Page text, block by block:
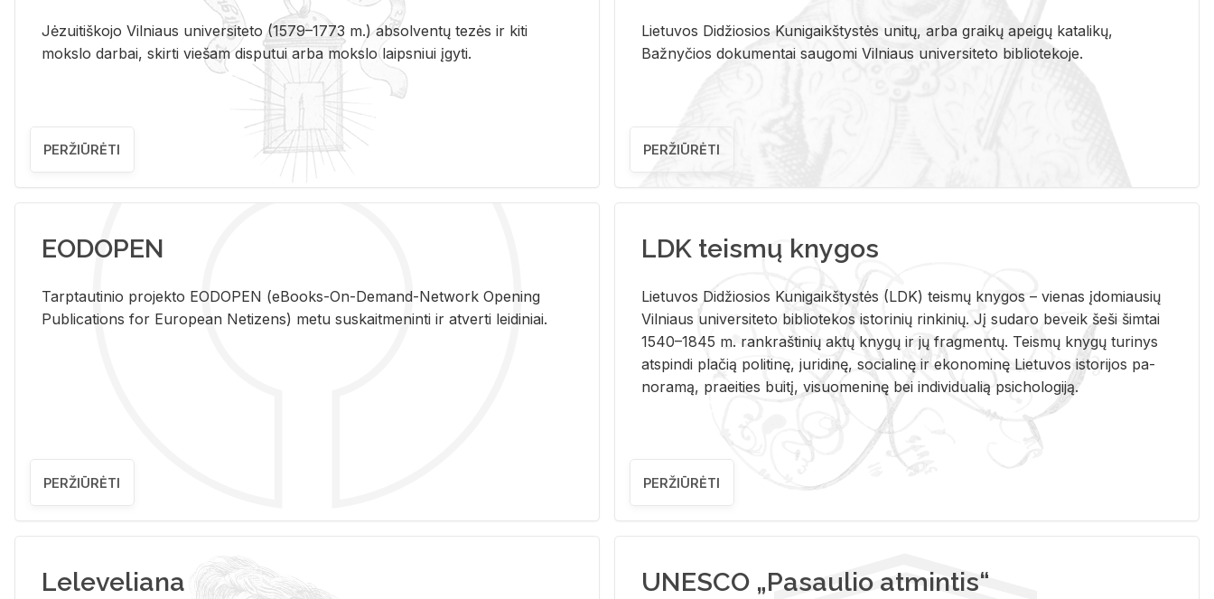
Jėzuitiškojo Vilniaus universiteto (1579–1773 m.) absolventų tezės ir kiti
mokslo darbai, skirti viešam disputui arba mokslo laipsniui įgyti.
PERŽIŪRĖTI
Lietuvos Didžiosios Kunigaikštystės unitų, arba graikų apeigų katalikų,
Bažnyčios dokumentai saugomi Vilniaus universiteto bibliotekoje.
PERŽIŪRĖTI
EODOPEN
Tarp­tau­ti­nio pro­jek­to EO­DO­PEN (eBo­oks-On-De­mand-Ne­twork Ope­ning
Pub­li­ca­tions for Eu­ro­pe­an Ne­ti­zens) metu su­skait­me­nin­ti ir at­ver­ti lei­di­niai.
PERŽIŪRĖTI
LDK teismų knygos
Lie­tu­vos Di­džio­sios Ku­ni­gaikš­tys­tės (LDK) teis­mų kny­gos – vie­nas įdo­miau­sių
Vil­niaus uni­ver­si­te­to bi­b­lio­te­kos is­to­ri­nių rin­ki­nių. Jį su­da­ro be­veik šeši šim­tai
1540–1845 m. rank­raš­ti­nių aktų kny­gų ir jų frag­men­tų. Teis­mų kny­gų tu­ri­nys
at­spin­di pla­čią po­li­ti­nę, ju­ri­di­nę, so­cia­li­nę ir eko­no­mi­nę Lie­tu­vos is­to­ri­jos pa­
no­ra­mą, pra­ei­ties bui­tį, vi­suo­me­ni­nę bei in­di­vi­dua­lią psi­cho­lo­gi­ją.
PERŽIŪRĖTI
Leleveliana UNESCO „Pasaulio atmintis“